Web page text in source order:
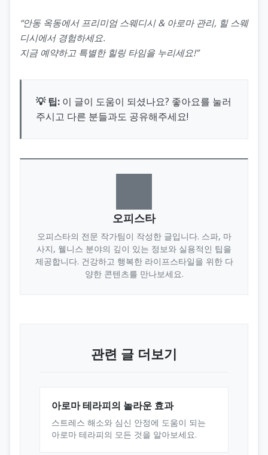
“안동 옥동에서 프리미엄 스웨디시 & 아로마 관리, 힐 스웨
디시에서 경험하세요.
지금 예약하고 특별한 힐링 타임을 누리세요!”
💡 팁: 이 글이 도움이 되셨나요? 좋아요를 눌러
주시고 다른 분들과도 공유해주세요!
오피스타
오피스타의 전문 작가팀이 작성한 글입니다. 스파, 마
사지, 웰니스 분야의 깊이 있는 정보와 실용적인 팁을
제공합니다. 건강하고 행복한 라이프스타일을 위한 다
양한 콘텐츠를 만나보세요.
관련 글 더보기
아로마 테라피의 놀라운 효과
스트레스 해소와 심신 안정에 도움이 되는
아로마 테라피의 모든 것을 알아보세요.